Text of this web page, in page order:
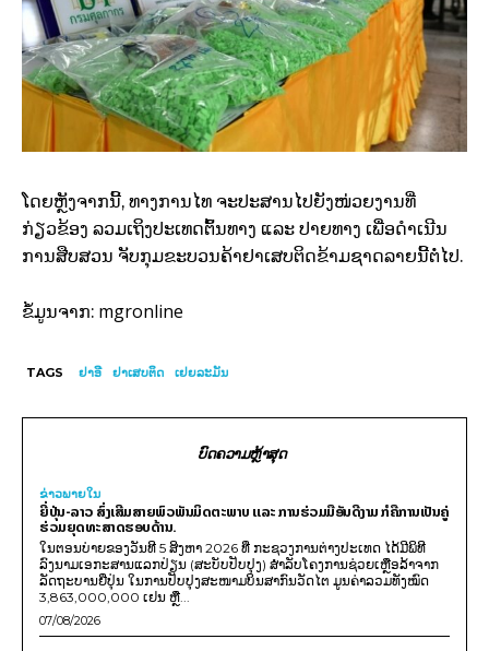
ໂດຍຫຼັງຈາກນີ້, ທາງການໄທ ຈະປະສານໄປຍັງໜ່ວຍງານທີ່
ກ່ຽວຂ້ອງ ລວມເຖິງປະເທດຕົ້ນທາງ ແລະ ປາຍທາງ ເພື່ອດໍາເນີນ
ການສືບສວນ ຈັບກຸມຂະບວນຄ້າຢາເສບຕິດຂ້າມຊາດລາຍນີ້ຕໍ່ໄປ.
ຂໍ້ມູນຈາກ: mgronline
TAGS ຢາອີ ຢາເສບຕິດ ເຢຍລະມັນ
ບົດຄວາມຫຼ້າສຸດ
ຂ່າວພາຍ​ໃນ
ຍີ່ປຸ່ນ-ລາວ ສົ່ງເສີມສາຍພົວພັນມິດຕະພາບ ແລະ ການຮ່ວມມືອັນດີງາມ ກໍຄືການເປັນຄູ່
ຮ່ວມຍຸດທະສາດຮອບດ້ານ.
ໃນຕອນບ່າຍຂອງວັນທີ 5 ສິງຫາ 2026 ທີ່ ກະຊວງການຕ່າງປະເທດ ໄດ້ມີພິທີ
ລົງນາມເອກະສານແລກປ່ຽນ (ສະບັບປັບປຸງ) ສໍາລັບໂຄງການຊ່ວຍເຫຼືອລ້າຈາກ
ລັດຖະບານຍີ່ປຸ່ນ ໃນການປັບປຸງສະໜາມບິນສາກົນວັດໄຕ ມູນຄ່າລວມທັງໝົດ
3,863,000,000 ເຢນ ຫຼື...
07/08/2026